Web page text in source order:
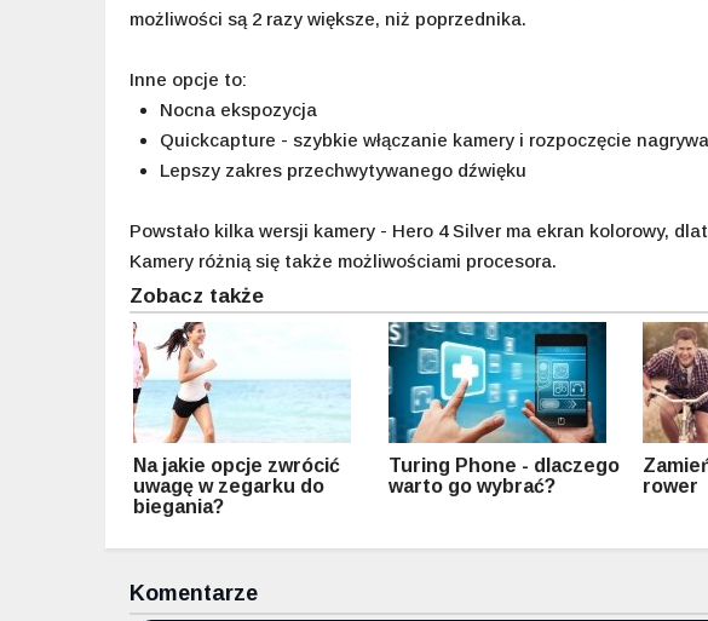
możliwości są 2 razy większe, niż poprzednika.
Inne opcje to:
Nocna ekspozycja
Quickcapture - szybkie włączanie kamery i rozpoczęcie
Lepszy zakres przechwytywanego dźwięku
Powstało kilka wersji kamery - Hero 4 Silver ma ekran kolorowy,
Kamery różnią się także możliwościami procesora.
Zobacz także
Na jakie opcje zwrócić
uwagę w zegarku do
biegania?
Turing Phone - dlaczego
warto go wybrać?
rower
Komentarze